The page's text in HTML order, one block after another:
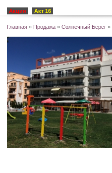
Акция Акт 16
Главная » Продажа » Солнечный Берег »